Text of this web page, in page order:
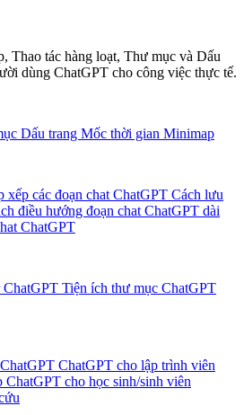
Thao tác hàng loạt, Thư mục và Dấu
dùng ChatGPT cho công việc thực tế.
Dấu trang Mốc thời gian Minimap
xếp các đoạn chat ChatGPT Cách lưu
điều hướng đoạn chat ChatGPT dài
ChatGPT
ChatGPT Tiện ích thư mục ChatGPT
ChatGPT cho lập trình viên
ChatGPT cho học sinh/sinh viên